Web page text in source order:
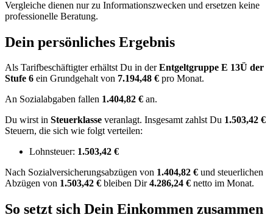
Vergleiche dienen nur zu Informationszwecken und ersetzen keine
professionelle Beratung.
Dein persönliches Ergebnis
Als Tarifbeschäftigter erhältst Du in derEntgeltgruppe E 13Ü der
Stufe 6 ein Grundgehalt von 7.194,48 € pro Monat.
An Sozialabgaben fallen 1.404,82 € an.
Du wirst in Steuerklasse veranlagt. Insgesamt zahlst Du 1.503,42 €
Steuern, die sich wie folgt verteilen:
Lohnsteuer: 1.503,42 €
Nach Sozialversicherungsabzügen von 1.404,82 € und steuerlichen
Abzügen von 1.503,42 € bleiben Dir4.286,24 € netto im Monat.
So setzt sich Dein Einkommen zusammen